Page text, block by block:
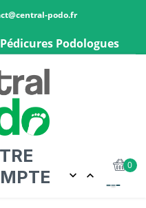
podo.fr
Podologues
 
0